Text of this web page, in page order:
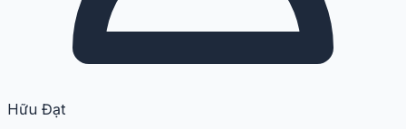
Hữu Đạt